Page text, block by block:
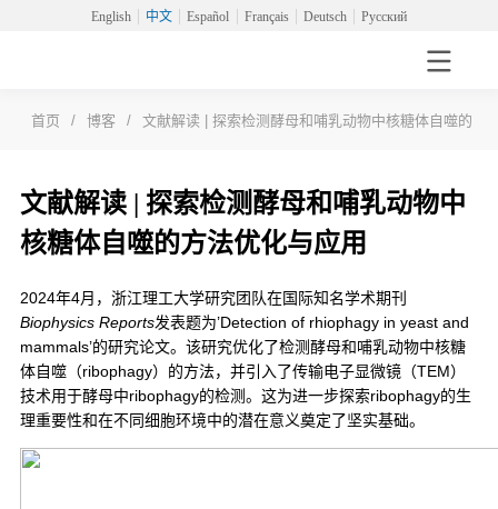
English 中文 Español Français Deutsch Русский
首页 / 博客 / 文献解读 | 探索检测酵母和哺乳动物中核糖体自噬的方
文献解读 | 探索检测酵母和哺乳动物中
核糖体自噬的方法优化与应用